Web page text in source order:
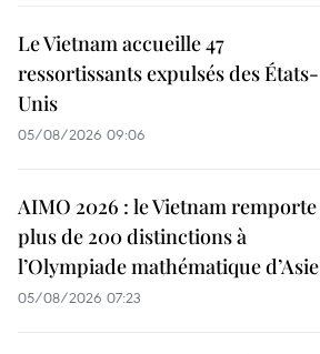
Le Vietnam accueille 47
ressortissants expulsés des États-
Unis
05/08/2026 09:06
AIMO 2026 : le Vietnam remporte
plus de 200 distinctions à
l’Olympiade mathématique d’Asie
05/08/2026 07:23